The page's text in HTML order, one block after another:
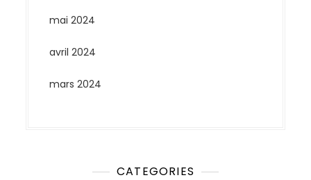
mai 2024
avril 2024
mars 2024
CATEGORIES